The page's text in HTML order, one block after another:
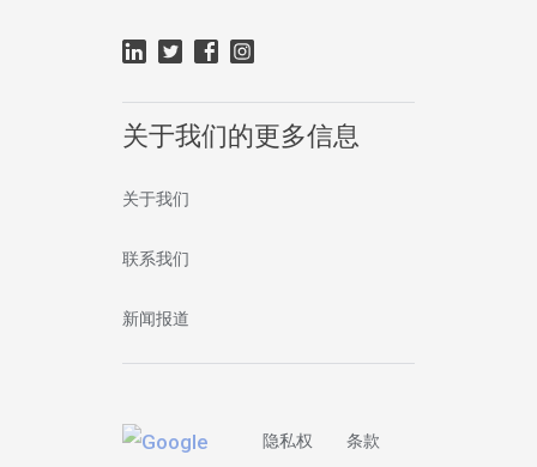
关于我们的更多信息
关于我们
联系我们
新闻报道
隐私权 条款